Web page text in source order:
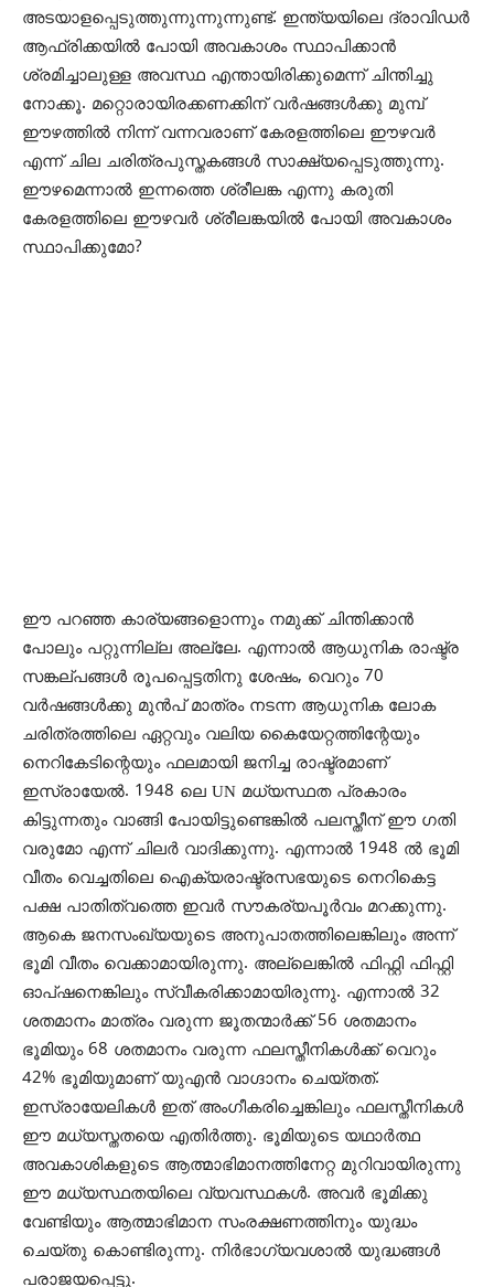
അടയാളപ്പെടുത്തുന്നുന്നുന്നുണ്ട്. ഇന്ത്യയിലെ ദ്രാവിഡര്‍
ആഫ്രിക്കയില്‍ പോയി അവകാശം സ്ഥാപിക്കാന്‍
ശ്രമിച്ചാലുള്ള അവസ്ഥ എന്തായിരിക്കുമെന്ന് ചിന്തിച്ചു
നോക്കൂ. മറ്റൊരായിരക്കണക്കിന് വര്‍ഷങ്ങള്‍ക്കു മുമ്പ്
ഈഴത്തില്‍ നിന്ന് വന്നവരാണ് കേരളത്തിലെ ഈഴവര്‍
എന്ന് ചില ചരിത്രപുസ്തകങ്ങള്‍ സാക്ഷ്യപ്പെടുത്തുന്നു.
ഈഴമെന്നാല്‍ ഇന്നത്തെ ശ്രീലങ്ക എന്നു കരുതി
കേരളത്തിലെ ഈഴവര്‍ ശ്രീലങ്കയില്‍ പോയി അവകാശം
സ്ഥാപിക്കുമോ?
ഈ പറഞ്ഞ കാര്യങ്ങളൊന്നും നമുക്ക് ചിന്തിക്കാന്‍
പോലും പറ്റുന്നില്ല അല്ലേ. എന്നാല്‍ ആധുനിക രാഷ്ട്ര
സങ്കല്പങ്ങള്‍ രൂപപ്പെട്ടതിനു ശേഷം, വെറും 70
വര്‍ഷങ്ങള്‍ക്കു മുന്‍പ് മാത്രം നടന്ന ആധുനിക ലോക
ചരിത്രത്തിലെ ഏറ്റവും വലിയ കൈയേറ്റത്തിന്റേയും
നെറികേടിന്റെയും ഫലമായി ജനിച്ച രാഷ്ട്രമാണ്
ഇസ്രായേല്‍. 1948 ലെ UN മധ്യസ്ഥത പ്രകാരം
കിട്ടുന്നതും വാങ്ങി പോയിട്ടുണ്ടെങ്കില്‍ പലസ്തീന് ഈ ഗതി
വരുമോ എന്ന് ചിലര്‍ വാദിക്കുന്നു. എന്നാല്‍ 1948 ല്‍ ഭൂമി
വീതം വെച്ചതിലെ ഐക്യരാഷ്ട്രസഭയുടെ നെറികെട്ട
പക്ഷ പാതിത്വത്തെ ഇവര്‍ സൗകര്യപൂര്‍വം മറക്കുന്നു.
ആകെ ജനസംഖ്യയുടെ അനുപാതത്തിലെങ്കിലും അന്ന്
ഭൂമി വീതം വെക്കാമായിരുന്നു. അല്ലെങ്കില്‍ ഫിഫ്റ്റി ഫിഫ്റ്റി
ഓപ്ഷനെങ്കിലും സ്വീകരിക്കാമായിരുന്നു. എന്നാല്‍ 32
ശതമാനം മാത്രം വരുന്ന ജൂതന്മാര്‍ക്ക് 56 ശതമാനം
ഭൂമിയും 68 ശതമാനം വരുന്ന ഫലസ്തീനികള്‍ക്ക് വെറും
42% ഭൂമിയുമാണ് യുഎന്‍ വാഗ്ദാനം ചെയ്തത്.
ഇസ്രായേലികള്‍ ഇത് അംഗീകരിച്ചെങ്കിലും ഫലസ്തീനികള്‍
ഈ മധ്യസ്തതയെ എതിര്‍ത്തു. ഭൂമിയുടെ യഥാര്‍ത്ഥ
അവകാശികളുടെ ആത്മാഭിമാനത്തിനേറ്റ മുറിവായിരുന്നു
ഈ മധ്യസ്ഥതയിലെ വ്യവസ്ഥകള്‍. അവര്‍ ഭൂമിക്കു
വേണ്ടിയും ആത്മാഭിമാന സംരക്ഷണത്തിനും യുദ്ധം
ചെയ്തു കൊണ്ടിരുന്നു. നിര്‍ഭാഗ്യവശാല്‍ യുദ്ധങ്ങള്‍
പരാജയപ്പെട്ടു.